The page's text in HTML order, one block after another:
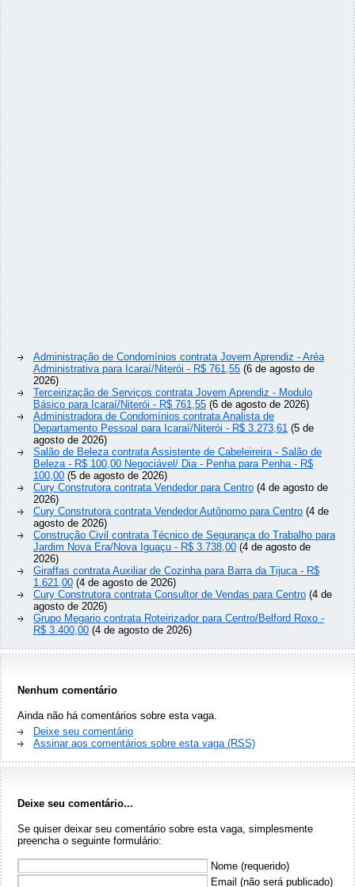
Administração de Condomínios contrata Jovem Aprendiz - Aréa
Administrativa para Icaraí/Niterói - R$ 761,55 (6 de agosto de
2026)
Terceirização de Serviços contrata Jovem Aprendiz - Modulo
Básico para Icaraí/Niterói - R$ 761,55 (6 de agosto de 2026)
Administradora de Condomínios contrata Analista de
Departamento Pessoal para Icaraí/Niterói - R$ 3.273,61 (5 de
agosto de 2026)
Salão de Beleza contrata Assistente de Cabeleireira - Salão de
Beleza - R$ 100,00 Negociável/ Dia - Penha para Penha - R$
100,00 (5 de agosto de 2026)
Cury Construtora contrata Vendedor para Centro (4 de agosto de
2026)
Cury Construtora contrata Vendedor Autônomo para Centro (4 de
agosto de 2026)
Construção Civil contrata Técnico de Segurança do Trabalho para
Jardim Nova Era/Nova Iguaçu - R$ 3.738,00 (4 de agosto de
2026)
Giraffas contrata Auxiliar de Cozinha para Barra da Tijuca - R$
1.621,00 (4 de agosto de 2026)
Cury Construtora contrata Consultor de Vendas para Centro (4 de
agosto de 2026)
Grupo Megario contrata Roteirizador para Centro/Belford Roxo -
R$ 3.400,00 (4 de agosto de 2026)
Nenhum comentário
Ainda não há comentários sobre esta vaga.
Deixe seu comentário
Assinar aos comentários sobre esta vaga (RSS)
Deixe seu comentário...
Se quiser deixar seu comentário sobre esta vaga, simplesmente
preencha o seguinte formulário:
Nome (requerido)
Email (não será publicado)